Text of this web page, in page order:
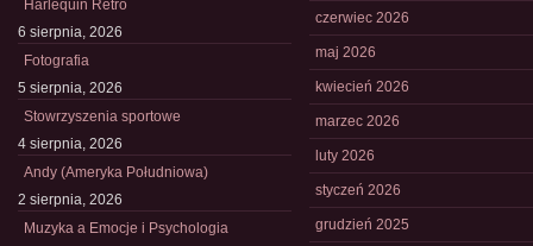
Harlequin Retro
6 sierpnia, 2026
Fotografia
5 sierpnia, 2026
Stowrzyszenia sportowe
4 sierpnia, 2026
Andy (Ameryka Południowa)
2 sierpnia, 2026
Muzyka a Emocje i Psychologia
czerwiec 2026
maj 2026
kwiecień 2026
marzec 2026
luty 2026
styczeń 2026
grudzień 2025